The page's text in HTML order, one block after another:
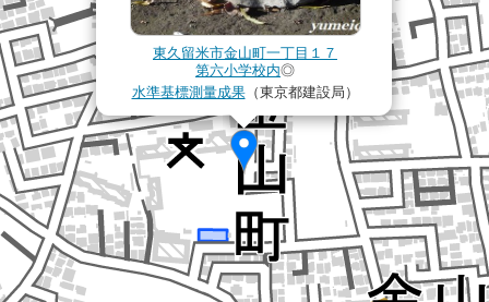
東久留米市金山町一丁目１７
第六小学校内◎
水準基標測量成果（東京都建設局）